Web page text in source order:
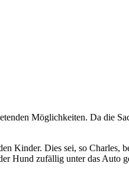
Möglichkeiten. Da die
Kinder. Dies sei, so Charles,
Hund zufällig unter das Auto